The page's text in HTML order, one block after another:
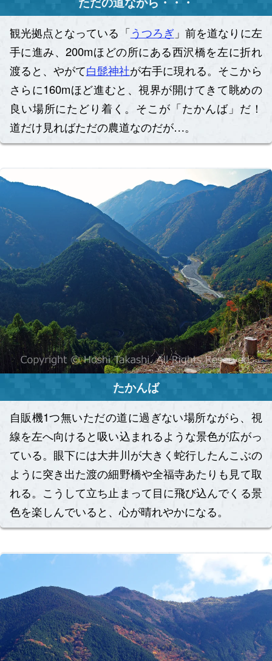
観光拠点となっている「うつろぎ 」前を道なりに左
手に進み、200mほどの所にある西沢橋を左に折れ
渡ると、やがて白髭神社が右手に現れる。そこから
さらに160mほど進むと、視界が開けてきて眺めの
良い場所にたどり着く。そこが「たかんば」だ！
道だけ見ればただの農道なのだが…。
たかんば
自販機1つ無いただの道に過ぎない場所ながら、視
線を左へ向けると吸い込まれるような景色が広がっ
ている。眼下には大井川が大きく蛇行したんこぶの
ように突き出た渡の細野橋や全福寺あたりも見て取
れる。こうして立ち止まって目に飛び込んでくる景
色を楽しんでいると、心が晴れやかになる。